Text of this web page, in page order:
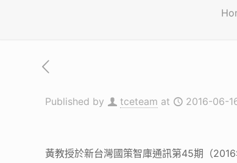
Published by tceteam at 2016-06-
黃教授於新台灣國策智庫通訊第45期（